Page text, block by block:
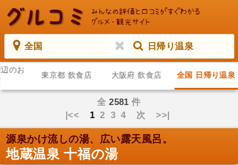
全国 日帰り温泉
のお
東京都 飲食店 大阪府 飲食店 全国 日帰り温泉
全2581 件
|<< 12 3 4 次 >>|
源泉かけ流しの湯、広い露天風呂。
地蔵温泉 十福の湯